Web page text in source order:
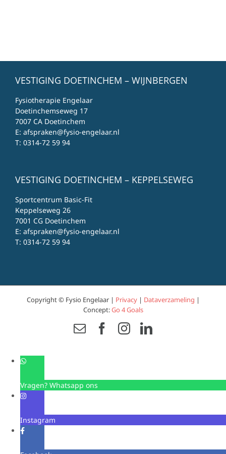
VESTIGING DOETINCHEM – WIJNBERGEN
Fysiotherapie Engelaar
Doetinchemseweg 17
7007 CA Doetinchem
E: afspraken@fysio-engelaar.nl
T: 0314-72 59 94
VESTIGING DOETINCHEM – KEPPELSEWEG
Sportcentrum Basic-Fit
Keppelseweg 26
7001 CG Doetinchem
E: afspraken@fysio-engelaar.nl
T: 0314-72 59 94
Copyright © Fysio Engelaar | Privacy| Dataverzameling |
Concept:Go 4 Goals
Email Facebook
Instagram
LinkedIn
Vragen? Whatsapp ons
Instagram